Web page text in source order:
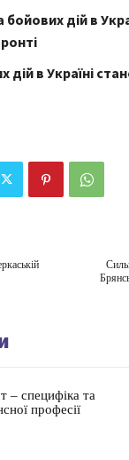
дій в
дій в Україні
– специфіка та
професії